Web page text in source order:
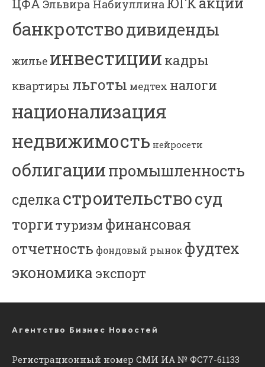
ЦФА Эльвира Набиуллина ЮГК
банкротстводивиденды
жилье инвестиции кадры
квартиры льготы медтех налоги
национализация
недвижимость нейросети
облигациипромышленность
сделкастроительствосуд
торгитуризм финансовая
отчетность фондовый рынок фудтех
экономика экспорт
Агентство Бизнес Новостей
Регистрационный номер СМИ ИА № ФС77-61133